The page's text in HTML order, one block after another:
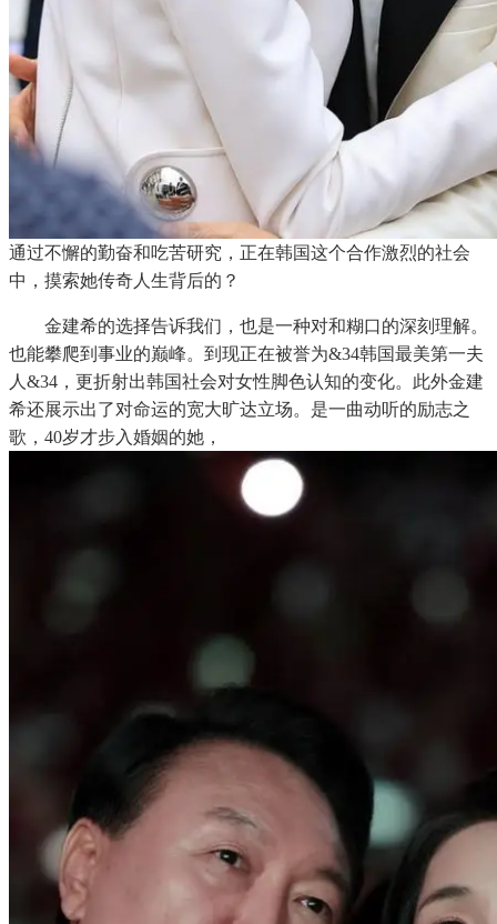
通过不懈的勤奋和吃苦研究，正在韩国这个合作激烈的社会
中，摸索她传奇人生背后的？
金建希的选择告诉我们，也是一种对和糊口的深刻理解。
也能攀爬到事业的巅峰。到现正在被誉为&34韩国最美第一夫
人&34，更折射出韩国社会对女性脚色认知的变化。此外金建
希还展示出了对命运的宽大旷达立场。是一曲动听的励志之
歌，40岁才步入婚姻的她，